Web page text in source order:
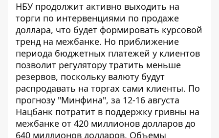
НБУ продолжит активно выходить на
торги по интервенциями по продаже
доллара, что будет формировать курсовой
тренд на межбанке. Но приближение
периода бюджетных платежей у клиентов
позволит регулятору тратить меньше
резервов, поскольку валюту будут
распродавать на торгах сами клиенты. По
прогнозу "Минфина", за 12-16 августа
Нацбанк потратит в поддержку гривны на
межбанке от 420 миллионов долларов до
640 миллионов долларов. Объемы